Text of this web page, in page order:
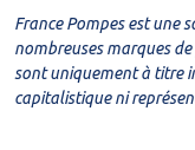
France Pompes est une
nombreuses marques
sont uniquement à titre
capitalistique ni